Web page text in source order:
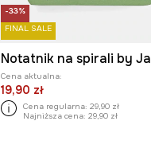
-33%
FINAL SALE
Cena aktualna:
19,90 zł
Cena regularna: 29,90 zł
Najniższa cena: 29,90 zł